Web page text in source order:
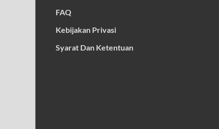
FAQ
Kebijakan Privasi
Syarat Dan Ketentuan